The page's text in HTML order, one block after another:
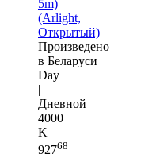
5m)
(Arlight,
Открытый)
Произведено
в Беларуси
Day
|
Дневной
4000
K
92768